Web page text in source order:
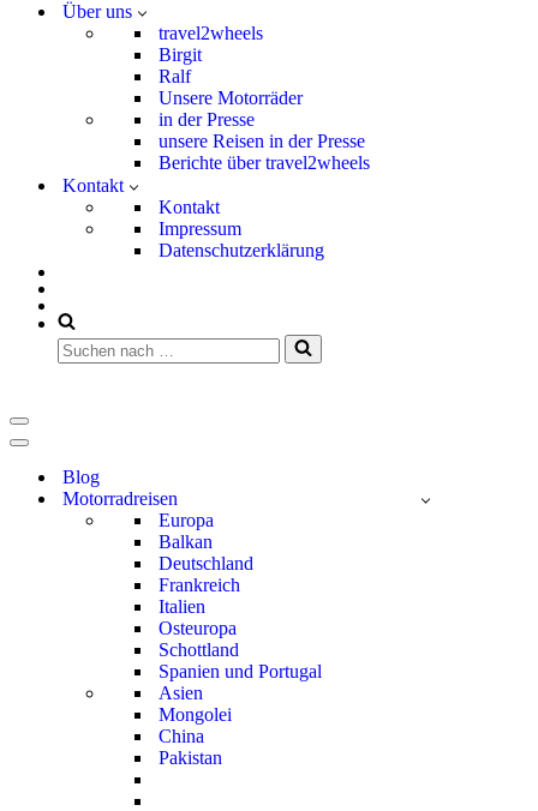
Über uns
travel2wheels
Birgit
Ralf
Unsere Motorräder
in der Presse
unsere Reisen in der Presse
Berichte über travel2wheels
Kontakt
Kontakt
Impressum
Datenschutzerklärung
Suchen
nach …
Navigationsmenü
Navigationsmenü
Blog
Motorradreisen
Europa
Balkan
Deutschland
Frankreich
Italien
Osteuropa
Schottland
Spanien und Portugal
Asien
Mongolei
China
Pakistan